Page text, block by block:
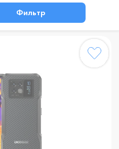
Фильтр